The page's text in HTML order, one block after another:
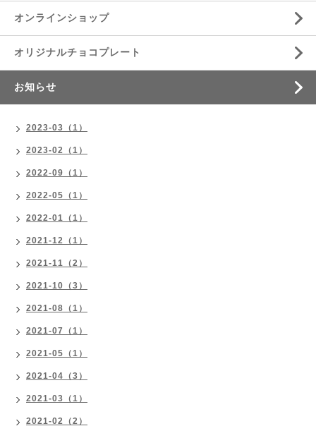
オンラインショップ
オリジナルチョコプレート
お知らせ
2023-03（1）
2023-02（1）
2022-09（1）
2022-05（1）
2022-01（1）
2021-12（1）
2021-11（2）
2021-10（3）
2021-08（1）
2021-07（1）
2021-05（1）
2021-04（3）
2021-03（1）
2021-02（2）